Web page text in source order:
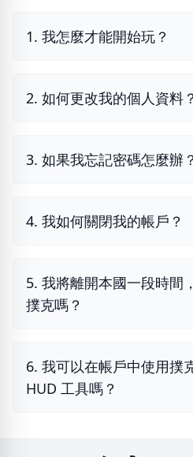
1. 我怎麼才能開始玩？
2. 如何更改我的個人資料？
3. 如果我忘記密碼怎麼辦？
4. 我如何關閉我的帳戶？
5. 我將離開本國一段時間
撲克嗎？
6. 我可以在帳戶中使用撲
HUD 工具嗎？